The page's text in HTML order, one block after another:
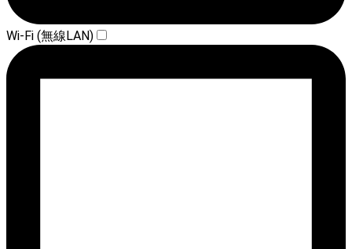
Wi-Fi (無線LAN)